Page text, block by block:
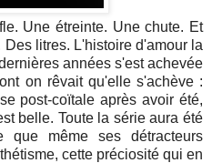
Une étreinte. Une chute. Et
litres. L'histoire d'amour la
années s'est achevée
on rêvait qu'elle s'achève :
post-coïtale après avoir été,
belle. Toute la série aura été
que même ses détracteurs
cette préciosité qui en